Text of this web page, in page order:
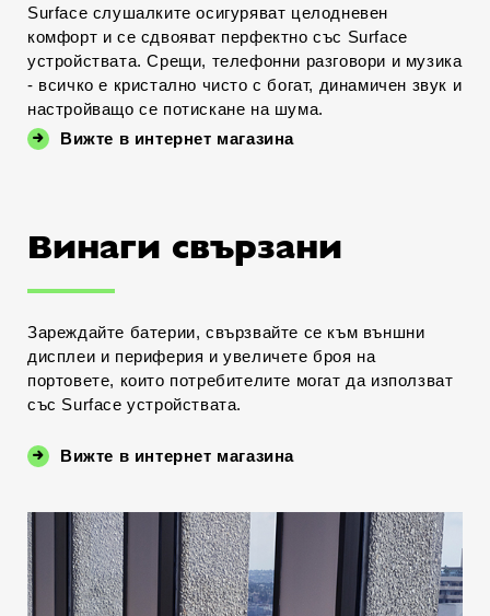
Surface слушалките осигуряват целодневен
комфорт и се сдвояват перфектно със Surface
устройствата. Срещи, телефонни разговори и музика
- всичко е кристално чисто с богат, динамичен звук и
настройващо се потискане на шума.
Вижте в интернет магазина
Винаги свързани
Зареждайте батерии, свързвайте се към външни
дисплеи и периферия и увеличете броя на
портовете, които потребителите могат да използват
със Surface устройствата.
Вижте в интернет магазина